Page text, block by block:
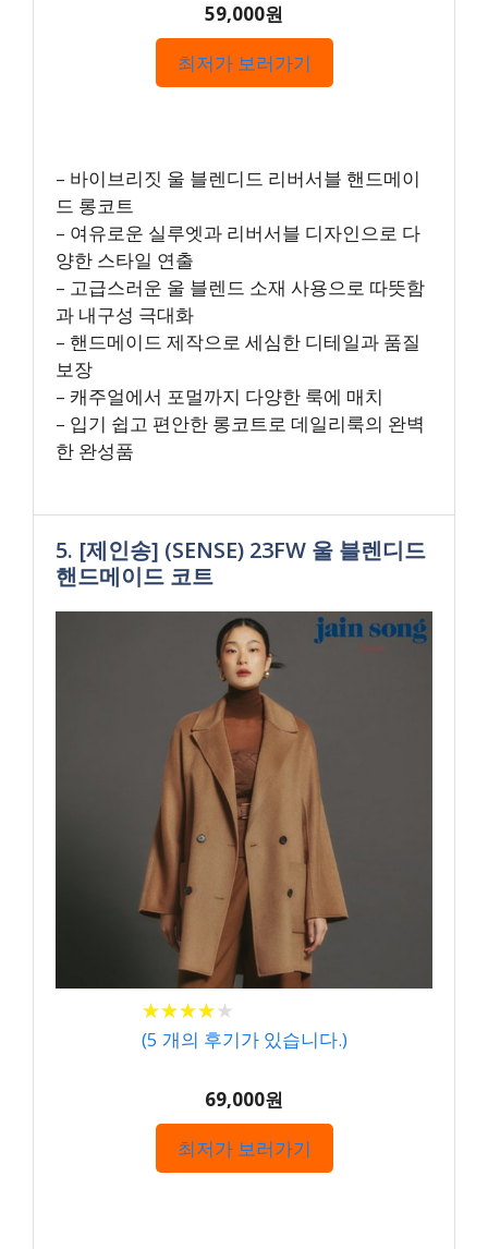
59,000원
최저가 보러가기
– 바이브리짓 울 블렌디드 리버서블 핸드메이
드 롱코트
– 여유로운 실루엣과 리버서블 디자인으로 다
양한 스타일 연출
– 고급스러운 울 블렌드 소재 사용으로 따뜻함
과 내구성 극대화
– 핸드메이드 제작으로 세심한 디테일과 품질
보장
– 캐주얼에서 포멀까지 다양한 룩에 매치
– 입기 쉽고 편안한 롱코트로 데일리룩의 완벽
한 완성품
5. [제인송] (SENSE) 23FW 울 블렌디드
핸드메이드 코트
★★★★★
★★★★★
(5 개의 후기가 있습니다.)
69,000원
최저가 보러가기